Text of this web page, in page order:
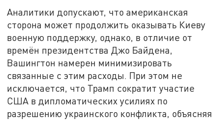
Аналитики допускают, что американская
сторона может продолжить оказывать Киеву
военную поддержку, однако, в отличие от
времён президентства Джо Байдена,
Вашингтон намерен минимизировать
связанные с этим расходы. При этом не
исключается, что Трамп сократит участие
США в дипломатических усилиях по
разрешению украинского конфликта, объясняя